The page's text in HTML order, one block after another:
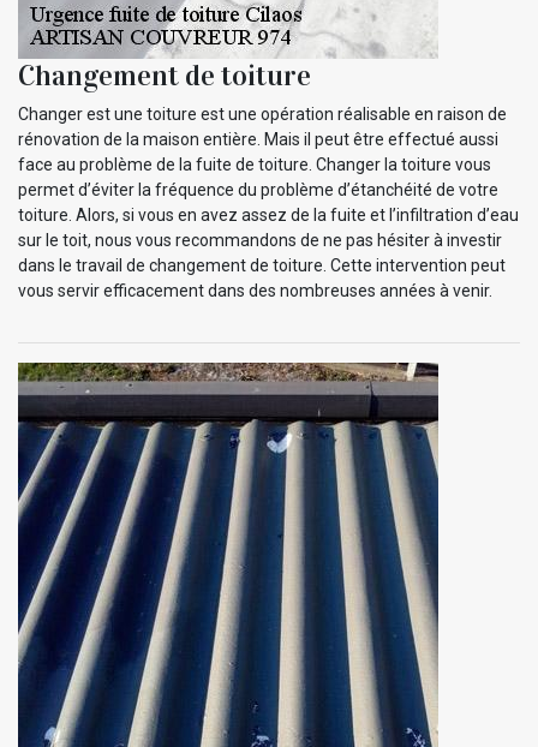
Changement de toiture
Changer est une toiture est une opération réalisable en raison de
rénovation de la maison entière. Mais il peut être effectué aussi
face au problème de la fuite de toiture. Changer la toiture vous
permet d’éviter la fréquence du problème d’étanchéité de votre
toiture. Alors, si vous en avez assez de la fuite et l’infiltration d’eau
sur le toit, nous vous recommandons de ne pas hésiter à investir
dans le travail de changement de toiture. Cette intervention peut
vous servir efficacement dans des nombreuses années à venir.